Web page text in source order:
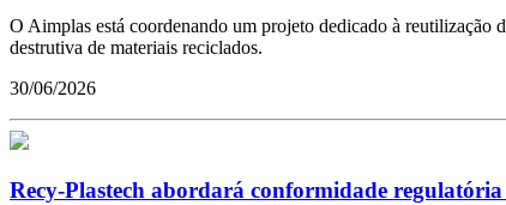
O Aimplas está coordenando um projeto dedicado à reutilização
destrutiva de materiais reciclados.
30/06/2026
Recy-Plastech abordará conformidade regulatória